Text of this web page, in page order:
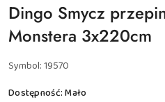
Dingo Smycz
Monstera 3x220cm
Symbol:19570
Dostępność:Mało